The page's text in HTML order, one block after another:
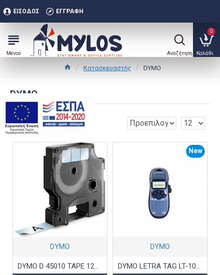
ΕΊΣΟΔΟΣ ΕΓΓΡΑΦΉ
0
Κατασκευαστής DYMO
DYMO
0
DYMO
DYMO D 45010 TAPE 12MX7M BLACK ON CLEAR
New
DYMO
DYMO LETRA TAG LT-100H
.